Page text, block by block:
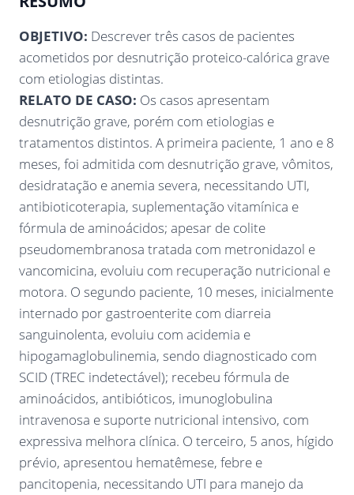
OBJETIVO: Descrever três casos de pacientes
acometidos por desnutrição proteico-calórica grave
com etiologias distintas.
RELATO DE CASO: Os casos apresentam
desnutrição grave, porém com etiologias e
tratamentos distintos. A primeira paciente, 1 ano e 8
meses, foi admitida com desnutrição grave, vômitos,
desidratação e anemia severa, necessitando UTI,
antibioticoterapia, suplementação vitamínica e
fórmula de aminoácidos; apesar de colite
pseudomembranosa tratada com metronidazol e
vancomicina, evoluiu com recuperação nutricional e
motora. O segundo paciente, 10 meses, inicialmente
internado por gastroenterite com diarreia
sanguinolenta, evoluiu com acidemia e
hipogamaglobulinemia, sendo diagnosticado com
SCID (TREC indetectável); recebeu fórmula de
aminoácidos, antibióticos, imunoglobulina
intravenosa e suporte nutricional intensivo, com
expressiva melhora clínica. O terceiro, 5 anos, hígido
prévio, apresentou hematêmese, febre e
pancitopenia, necessitando UTI para manejo da